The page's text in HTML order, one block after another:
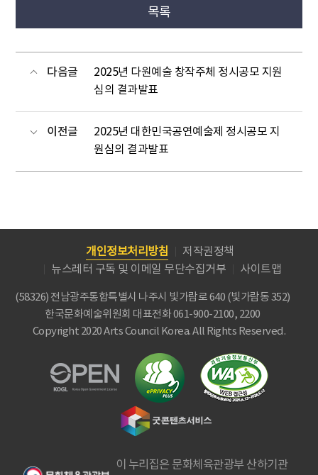
목록
다음글
2025년 다원예술 창작주체 정시공모 지원
심의 결과발표
이전글
2025년 대한민국공연예술제 정시공모 지
원심의 결과발표
개인정보처리방침
저작권정책
뉴스레터 구독 및 이메일 무단수집거부
사이트맵
(58326) 전남광주통합특별시 나주시 빛가람로 640 (빛가람동 352)
한국문화예술위원회 대표전화 061-900-2100, 2200
Copyright 2020 Arts Council Korea. All Rights Reserved.
이 누리집은 문화체육관광부 산하기관